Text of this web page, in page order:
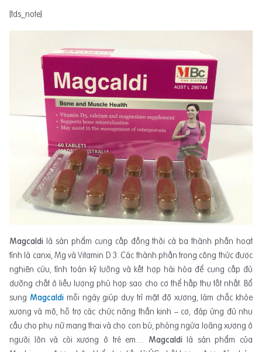
[tds_note]
Magcaldi là sản phẩm cung cấp đồng thời cả ba thành phần hoạt
tính là canxi, Mg và Vitamin D 3. Các thành phần trong công thức được
nghiên cứu, tính toán kỹ lưỡng và kết hợp hài hòa để cung cấp đủ
dưỡng chất ở liều lượng phù hợp sao cho cơ thể hấp thu tốt nhất. Bổ
sung Magcaldimỗi ngày giúp duy trì mật độ xương, làm chắc khỏe
xương và mô, hỗ trợ các chức năng thần kinh – cơ, đáp ứng đủ nhu
cầu cho phụ nữ mang thai và cho con bú, phòng ngừa loãng xương ở
người lớn và còi xương ở trẻ em… Magcaldilà sản phẩm của